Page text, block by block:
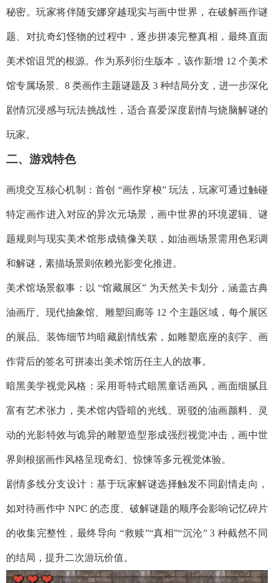
秘密。玩家将伴随安娜穿越现实与画中世界，在破解画作谜
题、对抗奇幻怪物的过程中，逐步拼凑完整真相，最终直面
美术馆诅咒的根源。作为系列衍生版本，该作新增 12 个美术
馆专属场景、8 类画作主题谜题及 3 种结局分支，进一步深化
剧情沉浸感与玩法挑战性，适合喜爱深度剧情与烧脑解谜的
玩家。​
二、游戏特色​
画境交互核心机制：首创 “画作穿梭” 玩法，玩家可通过触碰
特定画作进入对应的异次元场景，画中世界的环境逻辑、谜
题规则与现实美术馆形成镜像关联，如油画场景需用色彩调
和解谜，素描场景则依赖光影变化推进。​
美术馆场景叙事：以 “馆藏展区” 为天然关卡划分，涵盖古典
油画厅、现代抽象馆、雕塑回廊等 12 个主题区域，每个展区
的展品、装饰细节均暗藏剧情线索，如雕塑底座的刻字、画
作背后的签名可拼凑出美术馆历任主人的故事。​
暗黑美学视觉风格：采用哥特式暗黑童话画风，画面细腻且
富有艺术张力，美术馆内昏暗的光线、斑驳的油画颜料、灵
动的光影特效与诡异的雕塑造型形成强烈视觉冲击，画中世
界则根据画作风格呈现奇幻、惊悚等多元视觉体验。​
剧情多线分支设计：基于玩家解谜选择触发不同剧情走向，
如对待画作中 NPC 的态度、破解谜题的顺序会影响记忆碎片
的收集完整性，最终导向 “救赎”“真相”“沉沦” 3 种截然不同
的结局，提升二次游玩价值。​